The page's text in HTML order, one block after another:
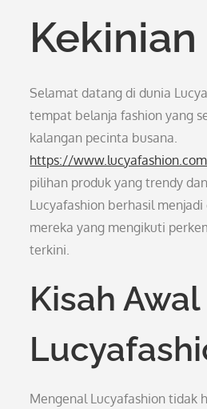
Kekinian
Selamat datang di dunia
tempat belanja fashion yang
kalangan pecinta busana.
https://www.lucyafashion.com
pilihan produk yang trendy
Lucyafashion berhasil
mereka yang mengikuti
terkini.
Kisah Awal
Mengenal Lucyafashion tidak